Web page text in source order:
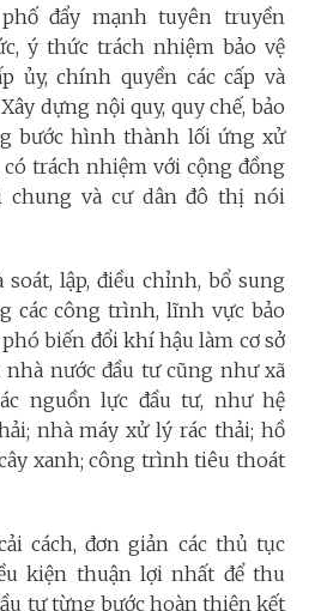
đẩy mạnh tuyên truyền
ý thức trách nhiệm bảo vệ
ủy, chính quyền các cấp và
dựng nội quy, quy chế, bảo
bước hình thành lối ứng xử
trách nhiệm với cộng đồng
chung và cư dân đô thị nói
lập, điều chỉnh, bổ sung
các công trình, lĩnh vực bảo
biến đổi khí hậu làm cơ sở
nhà nước đầu tư cũng như xã
nguồn lực đầu tư, như hệ
nhà máy xử lý rác thải; hồ
xanh; công trình tiêu thoát
cách, đơn giản các thủ tục
kiện thuận lợi nhất để thu
tư từng bước hoàn thiện kết